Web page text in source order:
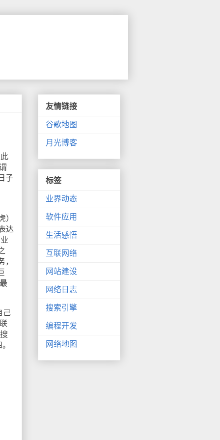
子
）
达
己
友情链接
谷歌地图
月光博客
标签
业界动态
软件应用
生活感悟
互联网络
网站建设
网络日志
搜索引擎
编程开发
网络地图